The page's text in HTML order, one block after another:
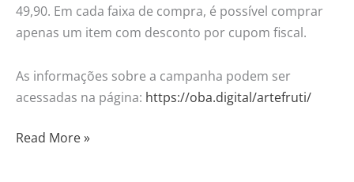
49,90. Em cada faixa de compra, é possível comprar
apenas um item com desconto por cupom fiscal.
As informações sobre a campanha podem ser
acessadas na página: https://oba.digital/artefruti/
Read More »